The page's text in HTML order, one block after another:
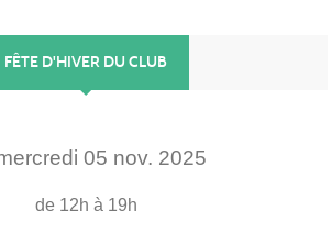
FÊTE D'HIVER DU CLUB
05 nov. 2025
de 12h à 19h